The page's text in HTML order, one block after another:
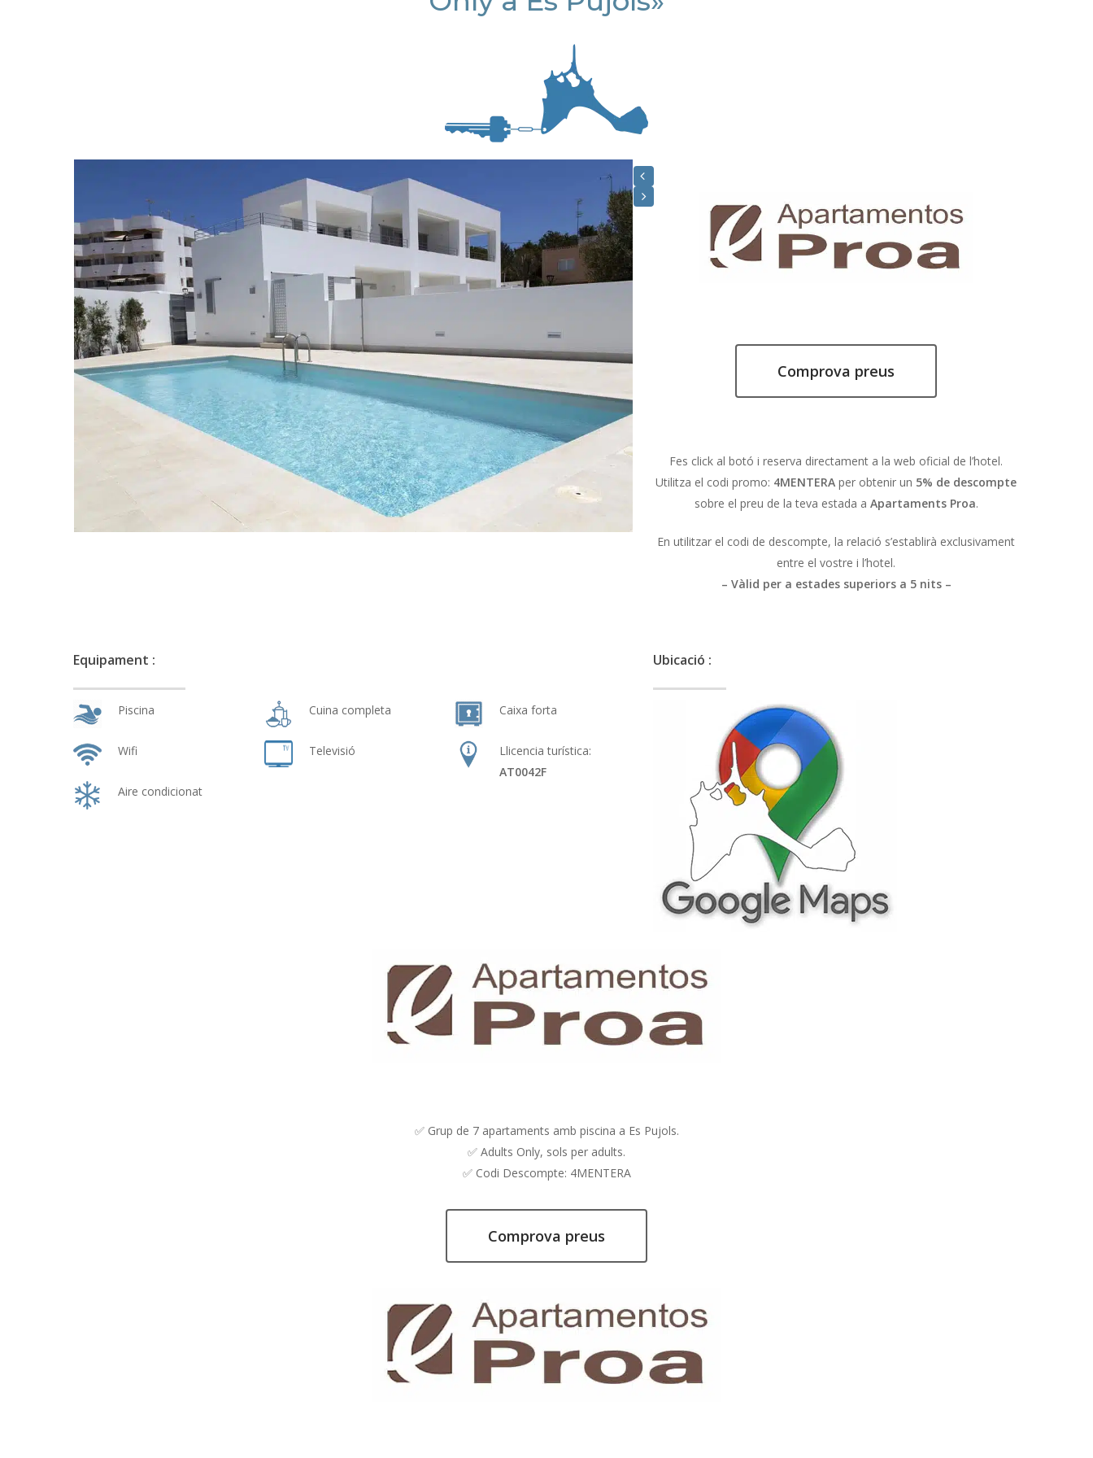
Comprova preus
Fes click al botó i reserva directament a la web oficial de l’hotel.
Utilitza el codi promo: 4MENTERA per obtenir un 5% de descompte
sobre el preu de la teva estada a Apartaments Proa.
En utilitzar el codi de descompte, la relació s’establirà exclusivament
entre el vostre i l’hotel.
– Vàlid per a estades superiors a 5 nits –
Equipament :
Piscina
Wifi
Aire condicionat
Cuina completa
Televisió
Caixa forta
Llicencia turística:
AT0042F
Ubicació :
✅ Grup de 7 apartaments amb piscina a Es Pujols.
✅ Adults Only, sols per adults.
✅ Codi Descompte: 4MENTERA
Comprova preus